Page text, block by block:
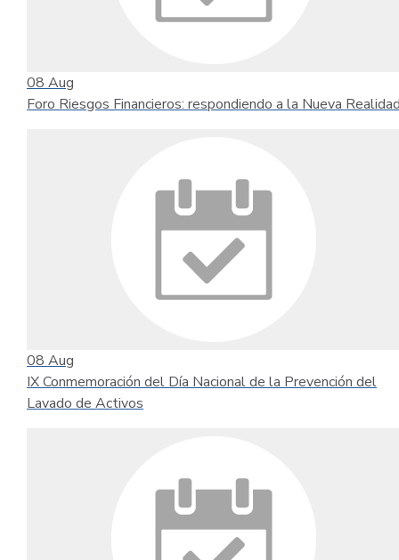
08 Aug
Foro Riesgos Financieros: respondiendo a la Nueva
08 Aug
IX Conmemoración del Día Nacional de la Prevención del
Lavado de Activos